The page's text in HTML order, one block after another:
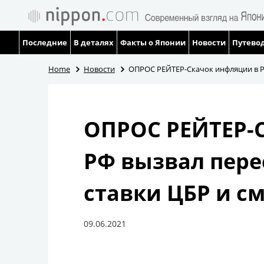
Последние В деталях Факты о Японии Новости
Home Новости ОПРОС РЕЙТЕР-Скачок инфляции в
ОПРОС РЕЙТЕР-
РФ вызвал
ставки ЦБР и
09.06.2021